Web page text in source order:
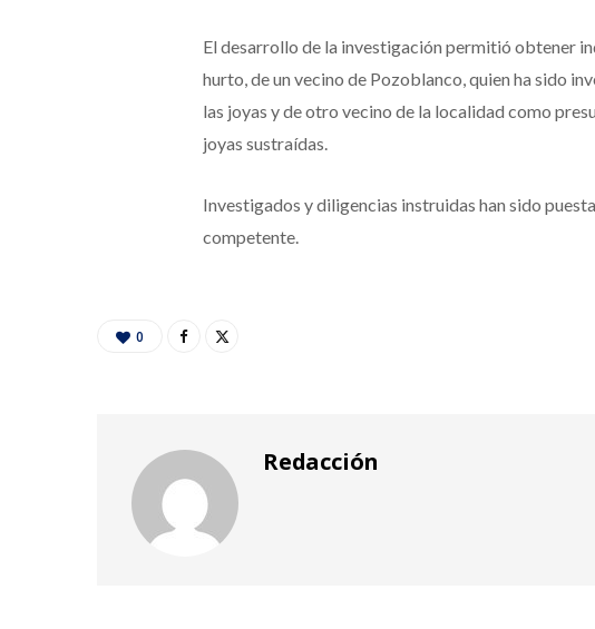
El desarrollo de la investigación permitió obtener
hurto, de un vecino de Pozoblanco, quien ha sido
las joyas y de otro vecino de la localidad como
joyas sustraídas.
Investigados y diligencias instruidas han sido
competente.
0
Redacción